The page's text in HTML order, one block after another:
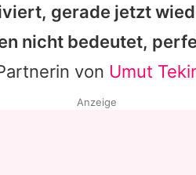
gerade jetzt
nicht bedeutet,
von Umut
Anzeige